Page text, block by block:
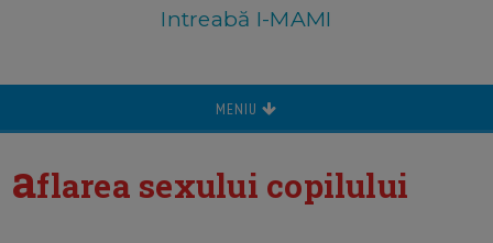
Intreabă I-MAMI
MENIU
aflarea sexului copilului